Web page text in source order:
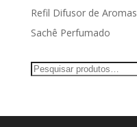
Refil Difusor de Aromas
Sachê Perfumado
Pesquisar